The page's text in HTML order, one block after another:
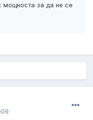
за да не се